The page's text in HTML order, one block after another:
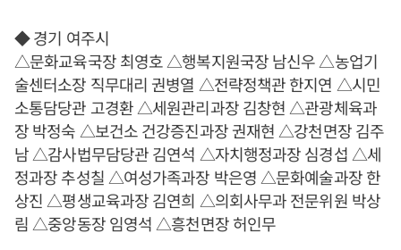
◆ 경기 여주시
△문화교육국장 최영호 △행복지원국장 남신우 △농업기
술센터소장 직무대리 권병열 △전략정책관 한지연 △시민
소통담당관 고경환 △세원관리과장 김창현 △관광체육과
장 박정숙 △보건소 건강증진과장 권재현 △강천면장 김주
남 △감사법무담당관 김연석 △자치행정과장 심경섭 △세
정과장 추성칠 △여성가족과장 박은영 △문화예술과장 한
상진 △평생교육과장 김연희 △의회사무과 전문위원 박상
림 △중앙동장 임영석 △흥천면장 허인무